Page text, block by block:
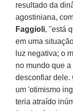
resultado da
agostiniana,
Faggioli, "está
em uma
luz negativa; o
no mundo que
desconfiar dele.
um 'otimismo
teria atraído